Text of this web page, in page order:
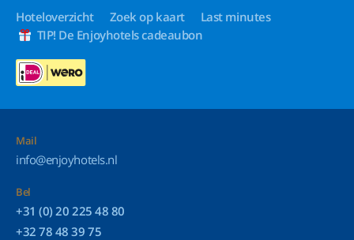
Hoteloverzicht Zoek op kaart
Last minutes
TIP! De Enjoyhotels cadeaubon
Mail
info@enjoyhotels.nl
Bel
+31 (0) 20 225 48 80
+32 78 48 39 75